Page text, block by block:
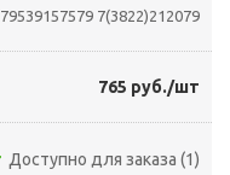
79539157579 7(3822)212079
765 руб./шт
Доступно для заказа (1)